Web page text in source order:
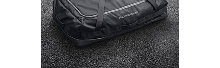
Porsche informatie